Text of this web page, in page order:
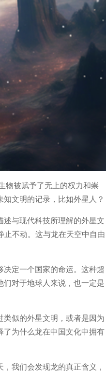
物被赋予了无上的权力和崇
文明的记录，比如外星人？
与现代科技所理解的外星文
不动。这与龙在天空中自由
定一个国家的命运。这种超
对于地球人来说，也一定是
似的外星文明，或者是因为
为什么龙在中国文化中拥有
我们会发现龙的真正含义，